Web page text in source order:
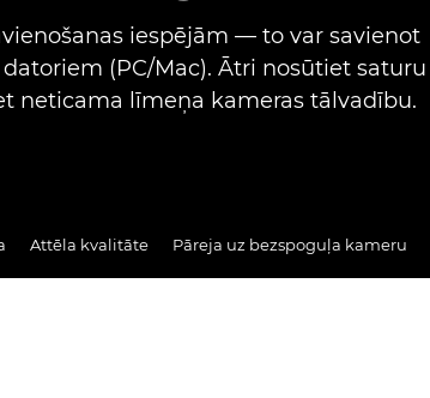
iespējām — to var savienot
(PC/Mac). Ātri nosūtiet saturu
neticama līmeņa kameras tālvadību.
Attēla kvalitāte Pāreja uz bezspoguļa kameru